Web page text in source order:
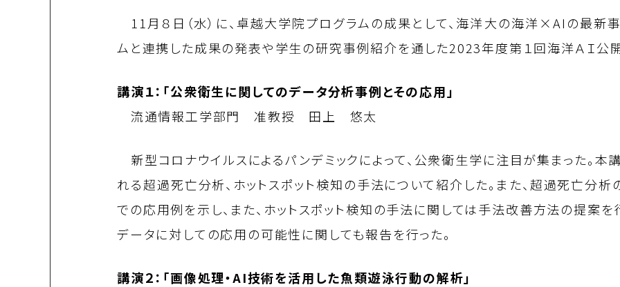
11月 ８ 日（水）に、卓越大学院プログラムの成果として、海洋大の海洋×AIの最新
ムと連携した成果の発表や学生の研究事例紹介を通した2023年度第１回海洋ＡＩ公
講演１：「公衆衛生に関してのデータ分析事例とその応用」
流通情報工学部門 准教授 田上 悠太
新型コロナウイルスによるパンデミックによって、公衆衛生学に注目が集まった。本
れる超過死亡分析、ホットスポット検知の手法について紹介した。また、超過死亡分
での応用例を示し、また、ホットスポット検知の手法に関しては手法改善方法の提案を
データに対しての応用の可能性に関しても報告を行った。
講演２：「画像処理・AI技術を活用した魚類遊泳行動の解析」